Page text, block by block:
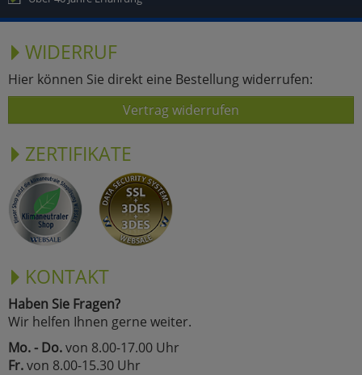
WIDERRUF
Hier können Sie direkt eine Bestellung widerrufen:
Vertrag widerrufen
ZERTIFIKATE
KONTAKT
Haben Sie Fragen?
Wir helfen Ihnen gerne weiter.
Mo. - Do.von 8.00-17.00 Uhr
Fr.von 8.00-15.30 Uhr